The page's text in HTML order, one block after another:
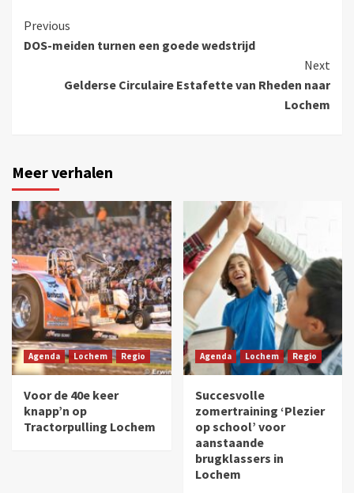
Previous
DOS-meiden turnen een goede wedstrijd
Next
Gelderse Circulaire Estafette van Rheden naar
Lochem
Meer verhalen
Agenda Lochem Regio
Voor de 40e keer
knapp’n op
Tractorpulling Lochem
Agenda Lochem Regio
Succesvolle
zomertraining ‘Plezier
op school’ voor
aanstaande
brugklassers in
Lochem